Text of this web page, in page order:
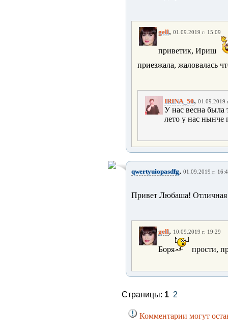
gell, 01.09.2019 г. 15:09
приветик, Ириш
приезжала, жаловалась
IRINA_50, 01.09.2019
У нас весна была
лето у нас нынче
qwertyuiopasdfg, 01.09.2019 г.
Привет Любаша! Отличная
gell, 10.09.2019 г. 19:29
Боря прости,
Страницы: 1 2
Комментарии могут